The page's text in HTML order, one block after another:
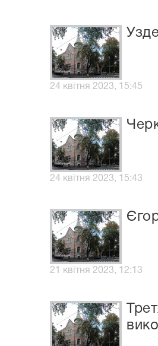
24 квітня 2023, 15:45
24 квітня 2023, 15:43
21 квітня 2023, 12:13